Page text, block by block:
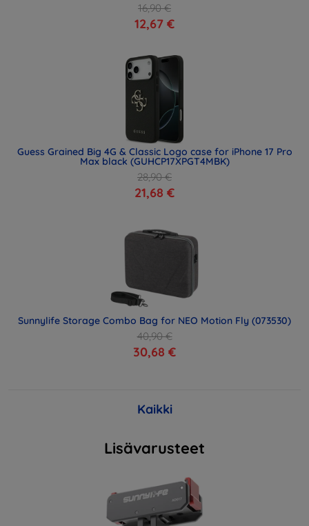
16,90 €
12,67 €
Guess Grained Big 4G & Classic Logo case for iPhone 17 Pro
Max black (GUHCP17XPGT4MBK)
28,90 €
21,68 €
Sunnylife Storage Combo Bag for NEO Motion Fly (073530)
40,90 €
30,68 €
Kaikki
Lisävarusteet